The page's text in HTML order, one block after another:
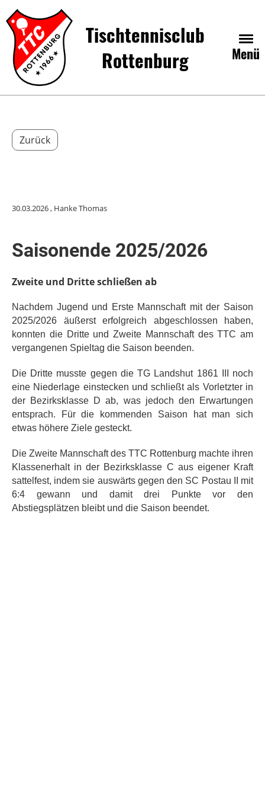
Menü
Tischtennisclub
Rottenburg
Zurück
30.03.2026, Hanke Thomas
Saisonende 2025/2026
Zweite und Dritte schließen ab
Nachdem Jugend und Erste Mannschaft mit der Saison
2025/2026 äußerst erfolgreich abgeschlossen haben,
konnten die Dritte und Zweite Mannschaft des TTC am
vergangenen Spieltag die Saison beenden.
Die Dritte musste gegen die TG Landshut 1861 III noch
eine Niederlage einstecken und schließt als Vorletzter in
der Bezirksklasse D ab, was jedoch den Erwartungen
entsprach. Für die kommenden Saison hat man sich
etwas höhere Ziele gesteckt.
Die Zweite Mannschaft des TTC Rottenburg machte ihren
Klassenerhalt in der Bezirksklasse C aus eigener Kraft
sattelfest, indem sie auswärts gegen den SC Postau II mit
6:4 gewann und damit drei Punkte vor den
Abstiegsplätzen bleibt und die Saison beendet.